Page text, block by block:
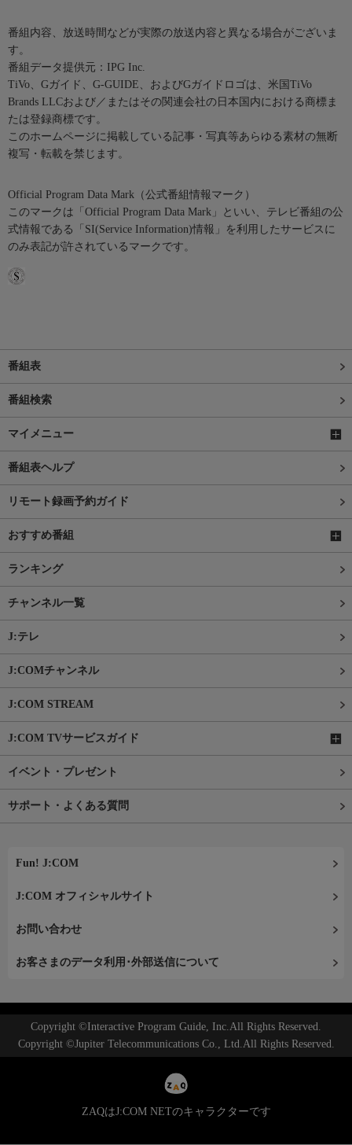
番組内容、放送時間などが実際の放送内容と異なる場合がございま
す。
番組データ提供元：IPG Inc.
TiVo、Gガイド、G-GUIDE、およびGガイドロゴは、米国TiVo
Brands LLCおよび／またはその関連会社の日本国内における商標ま
たは登録商標です。
このホームページに掲載している記事・写真等あらゆる素材の無断
複写・転載を禁じます。
Official Program Data Mark（公式番組情報マーク）
このマークは「Official Program Data Mark」といい、テレビ番組の公
式情報である「SI(Service Information)情報」を利用したサービスに
のみ表記が許されているマークです。
番組表
番組検索
マイメニュー
番組表ヘルプ
リモート録画予約ガイド
おすすめ番組
ランキング
チャンネル一覧
J:テレ
J:COMチャンネル
J:COM STREAM
J:COM TVサービスガイド
イベント・プレゼント
サポート・よくある質問
Fun! J:COM
J:COM オフィシャルサイト
お問い合わせ
お客さまのデータ利用･外部送信について
Copyright ©Interactive Program Guide, Inc.All Rights Reserved.
Copyright ©Jupiter Telecommunications Co., Ltd.All Rights Reserved.
ZAQはJ:COM NETのキャラクターです